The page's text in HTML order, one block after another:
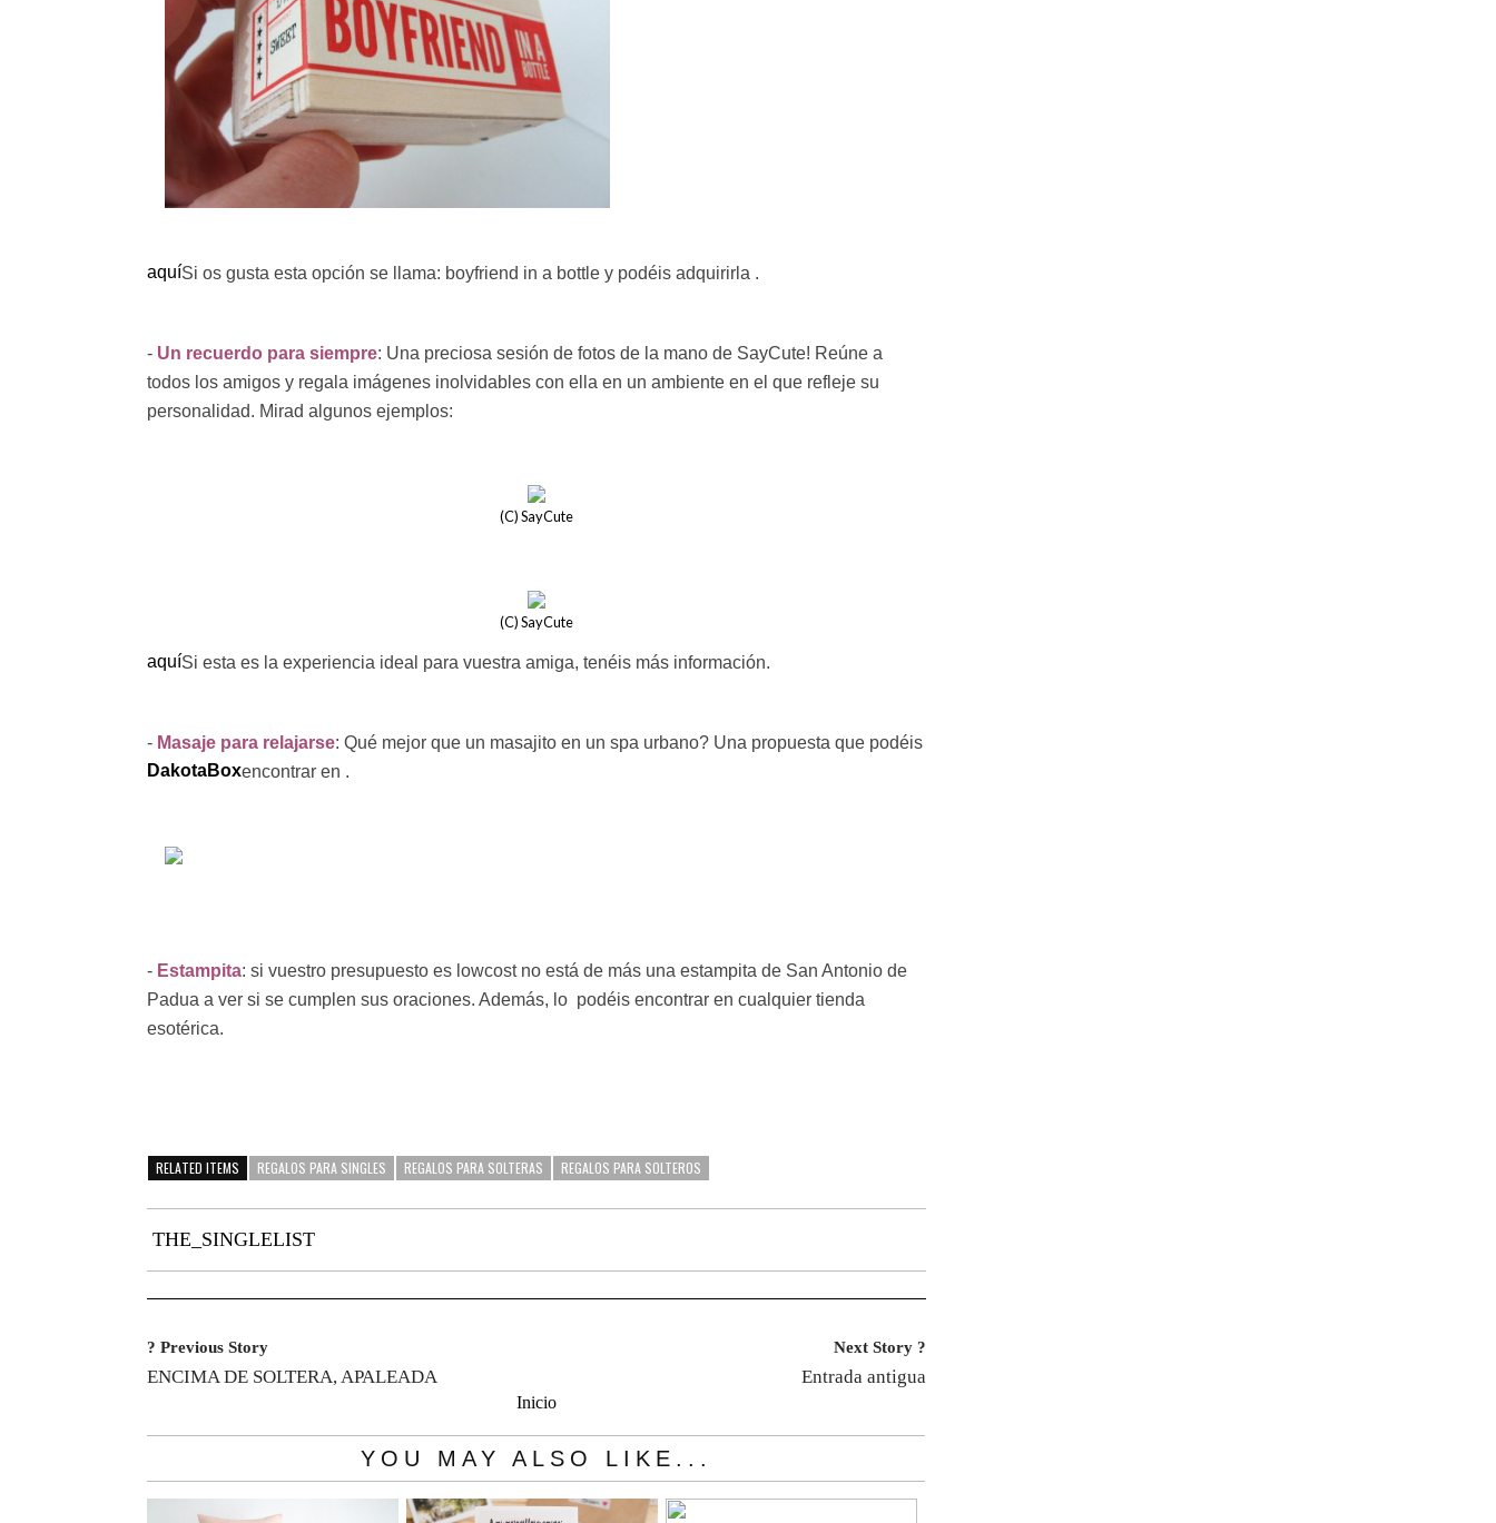
Si os gusta esta opción se llama: boyfriend in a bottle y podéis adquirirla
aquí .
- Un recuerdo para siempre: Una preciosa sesión de fotos de la mano de SayCute! Reúne a
todos los amigos y regala imágenes inolvidables con ella en un ambiente en el que refleje su
personalidad. Mirad algunos ejemplos:
(C) SayCute
(C) SayCute
Si esta es la experiencia ideal para vuestra amiga,
aquí tenéis más información.
- Masaje para relajarse: Qué mejor que un masajito en un spa urbano? Una propuesta que podéis
encontrar en
DakotaBox .
- Estampita: si vuestro presupuesto es lowcost no está de más una estampita de San Antonio de
Padua a ver si se cumplen sus oraciones. Además, lo podéis encontrar en cualquier tienda
esotérica.
RELATED ITEMS REGALOS PARA SINGLES REGALOS PARA SOLTERAS REGALOS PARA SOLTEROS
THE_SINGLELIST
? Previous Story
ENCIMA DE SOLTERA, APALEADA
Next Story ?
Entrada antigua
Inicio
YOU MAY ALSO LIKE...